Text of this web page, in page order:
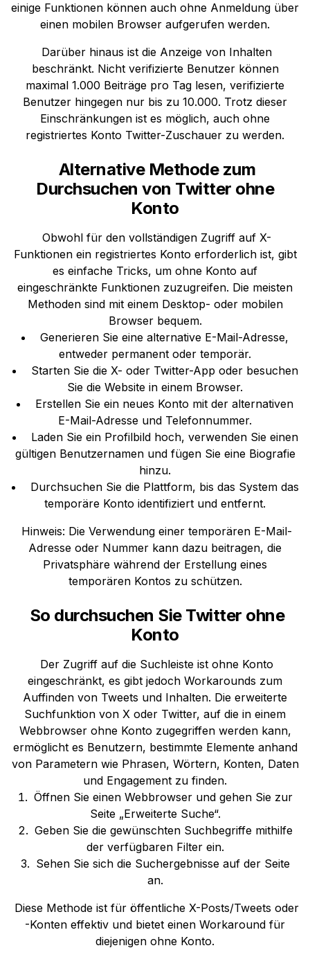
einige Funktionen können auch ohne Anmeldung über
einen mobilen Browser aufgerufen werden.
Darüber hinaus ist die Anzeige von Inhalten
beschränkt. Nicht verifizierte Benutzer können
maximal 1.000 Beiträge pro Tag lesen, verifizierte
Benutzer hingegen nur bis zu 10.000. Trotz dieser
Einschränkungen ist es möglich, auch ohne
registriertes Konto Twitter-Zuschauer zu werden.
Alternative Methode zum
Durchsuchen von Twitter ohne
Konto
Obwohl für den vollständigen Zugriff auf X-
Funktionen ein registriertes Konto erforderlich ist, gibt
es einfache Tricks, um ohne Konto auf
eingeschränkte Funktionen zuzugreifen. Die meisten
Methoden sind mit einem Desktop- oder mobilen
Browser bequem.
Generieren Sie eine alternative E-Mail-Adresse,
entweder permanent oder temporär.
Starten Sie die X- oder Twitter-App oder besuchen
Sie die Website in einem Browser.
Erstellen Sie ein neues Konto mit der alternativen
E-Mail-Adresse und Telefonnummer.
Laden Sie ein Profilbild hoch, verwenden Sie einen
gültigen Benutzernamen und fügen Sie eine Biografie
hinzu.
Durchsuchen Sie die Plattform, bis das System das
temporäre Konto identifiziert und entfernt.
Hinweis: Die Verwendung einer temporären E-Mail-
Adresse oder Nummer kann dazu beitragen, die
Privatsphäre während der Erstellung eines
temporären Kontos zu schützen.
So durchsuchen Sie Twitter ohne
Konto
Der Zugriff auf die Suchleiste ist ohne Konto
eingeschränkt, es gibt jedoch Workarounds zum
Auffinden von Tweets und Inhalten. Die erweiterte
Suchfunktion von X oder Twitter, auf die in einem
Webbrowser ohne Konto zugegriffen werden kann,
ermöglicht es Benutzern, bestimmte Elemente anhand
von Parametern wie Phrasen, Wörtern, Konten, Daten
und Engagement zu finden.
Öffnen Sie einen Webbrowser und gehen Sie zur
Seite „Erweiterte Suche“.
Geben Sie die gewünschten Suchbegriffe mithilfe
der verfügbaren Filter ein.
Sehen Sie sich die Suchergebnisse auf der Seite
an.
Diese Methode ist für öffentliche X-Posts/Tweets oder
-Konten effektiv und bietet einen Workaround für
diejenigen ohne Konto.